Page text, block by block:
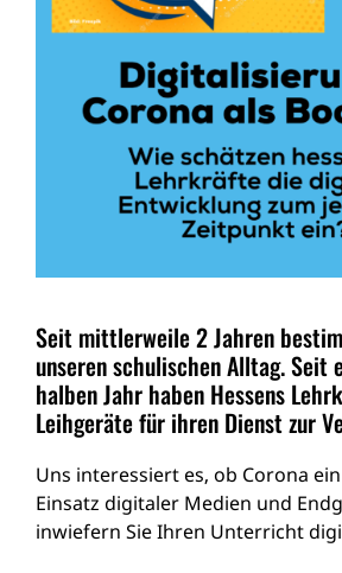
Seit mittlerweile 2 Jahren
unseren schulischen Alltag. Seit
halben Jahr haben Hessens
Leihgeräte für ihren Dienst zur
Uns interessiert es, ob Corona
Einsatz digitaler Medien und
inwiefern Sie Ihren Unterricht